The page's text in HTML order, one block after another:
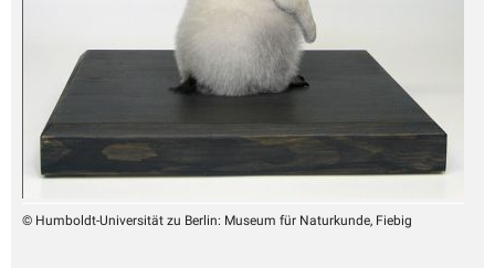
© Humboldt-Universität zu Berlin: Museum für Naturkunde, Fiebig